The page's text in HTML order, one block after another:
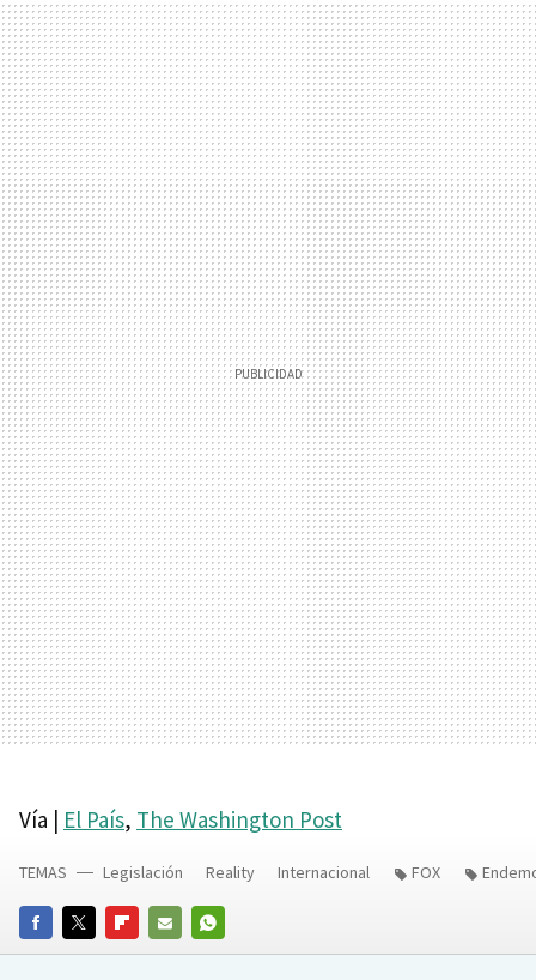
Vía | El País, The Washington Post
FACEBOOKTWITTERFLIPBOARD
E-
WHATSAPP
TEMAS Legislación Reality Internacional FOX